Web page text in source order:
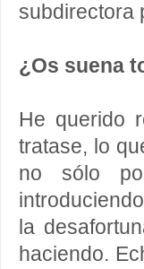
¿Os suena
He querido
tratase, lo
no sólo
la
haciendo.